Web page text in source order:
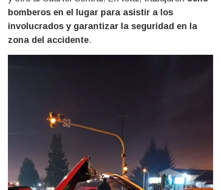
bomberos en el lugar para asistir a los
involucrados y garantizar la seguridad en la
zona del accidente.